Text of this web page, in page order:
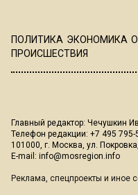
ПОЛИТИКА ЭКОНОМИКА
ПРОИСШЕСТВИЯ
Главный редактор: Чечушкин
Телефон редакции: +7 495 795-
101000, г. Москва, ул.
E-mail: info@mosregion.info
Реклама, спецпроекты и иное